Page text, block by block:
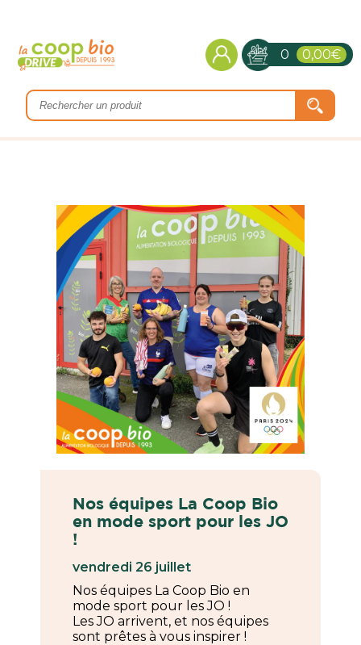
0 0,00€
Nos équipes La Coop Bio
en mode sport pour les JO
!
vendredi 26 juillet
Nos équipes La Coop Bio en
mode sport pour les JO !
Les JO arrivent, et nos équipes
sont prêtes à vous inspirer !